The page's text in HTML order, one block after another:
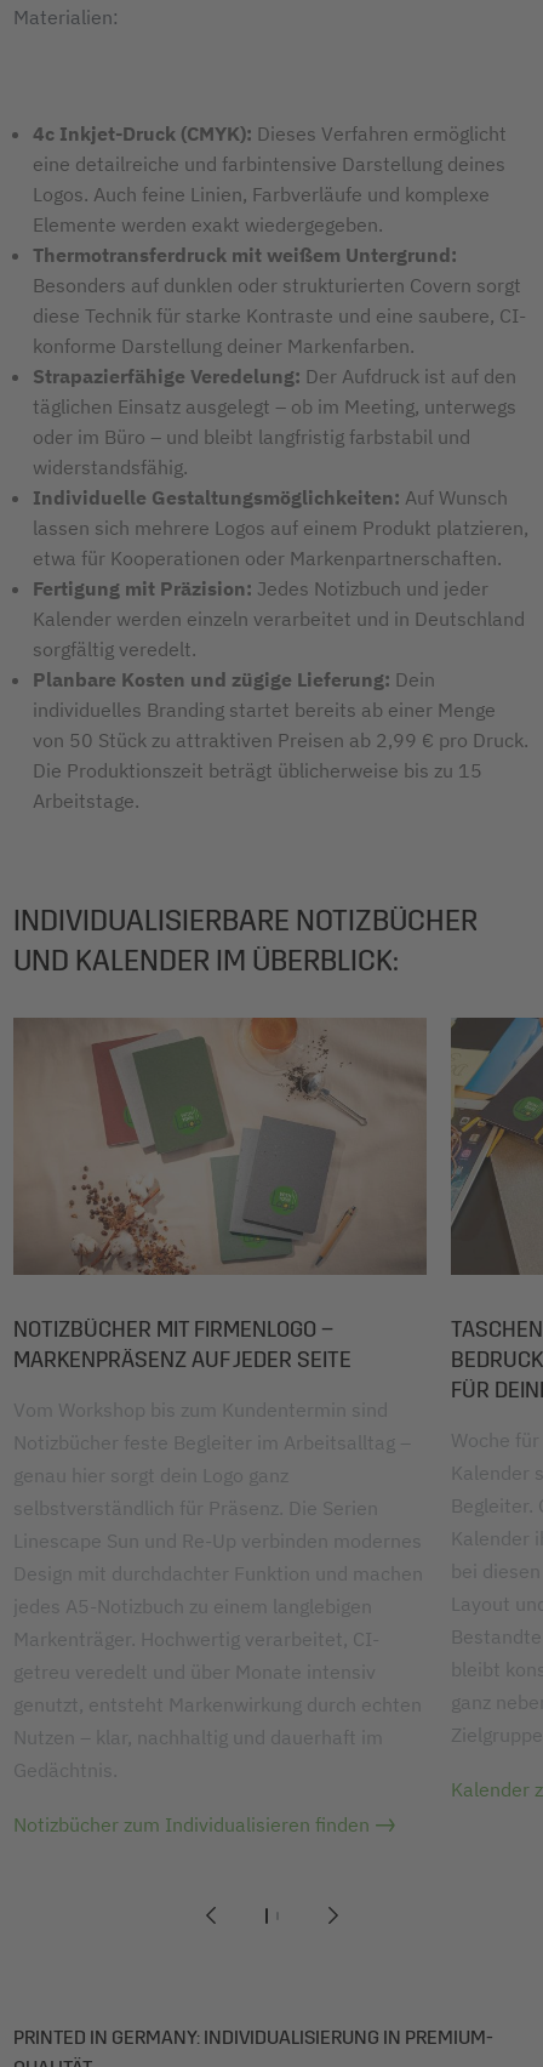
Materialien:
4c Inkjet-Druck (CMYK): Dieses Verfahren ermöglicht
eine detailreiche und farbintensive Darstellung deines
Logos. Auch feine Linien, Farbverläufe und komplexe
Elemente werden exakt wiedergegeben.
Thermotransferdruck mit weißem Untergrund:
Besonders auf dunklen oder strukturierten Covern sorgt
diese Technik für starke Kontraste und eine saubere, CI-
konforme Darstellung deiner Markenfarben.
Strapazierfähige Veredelung: Der Aufdruck ist auf den
täglichen Einsatz ausgelegt – ob im Meeting, unterwegs
oder im Büro – und bleibt langfristig farbstabil und
widerstandsfähig.
Individuelle Gestaltungsmöglichkeiten: Auf Wunsch
lassen sich mehrere Logos auf einem Produkt platzieren,
etwa für Kooperationen oder Markenpartnerschaften.
Fertigung mit Präzision: Jedes Notizbuch und jeder
Kalender werden einzeln verarbeitet und in Deutschland
sorgfältig veredelt.
Planbare Kosten und zügige Lieferung: Dein
individuelles Branding startet bereits ab einer Menge
von 50 Stück zu attraktiven Preisen ab 2,99 € pro Druck.
Die Produktionszeit beträgt üblicherweise bis zu 15
Arbeitstage.
INDIVIDUALISIERBARE NOTIZBÜCHER
UND KALENDER IM ÜBERBLICK:
12
NOTIZBÜCHER MIT FIRMENLOGO –
MARKENPRÄSENZ AUF JEDER SEITE
Vom Workshop bis zum Kundentermin sind
Notizbücher feste Begleiter im Arbeitsalltag –
genau hier sorgt dein Logo ganz
selbstverständlich für Präsenz. Die Serien
Linescape Sun und Re-Up verbinden modernes
Design mit durchdachter Funktion und machen
jedes A5-Notizbuch zu einem langlebigen
Markenträger. Hochwertig verarbeitet, CI-
getreu veredelt und über Monate intensiv
genutzt, entsteht Markenwirkung durch echten
Nutzen – klar, nachhaltig und dauerhaft im
Gedächtnis.
Notizbücher zum Individualisieren finden
FÜR
Woche
Kalender
Begleiter.
Kalender
bei
Layout
bleibt
ganz
Kalender
PRINTED IN GERMANY: INDIVIDUALISIERUNG IN PREMIUM-